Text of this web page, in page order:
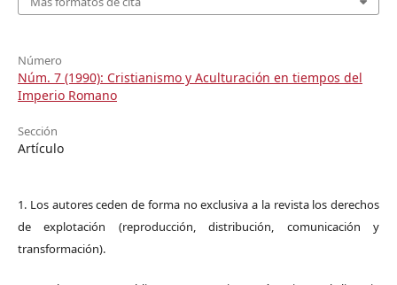
Número
Núm. 7 (1990): Cristianismo y Aculturación en tiempos del
Imperio Romano
Sección
Artículo
1. Los autores ceden de forma no exclusiva a la revista los derechos
de explotación (reproducción, distribución, comunicación y
transformación).